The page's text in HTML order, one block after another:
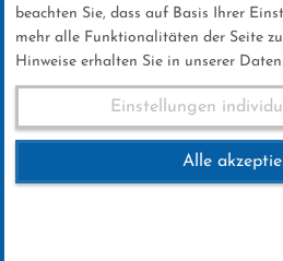
Kalte Premiere
beim
beachten Sie, dass auf Basis Ihrer
mehr alle Funktionalitäten der Seite
Hinweise erhalten Sie in unserer
Einstellungen
Alle